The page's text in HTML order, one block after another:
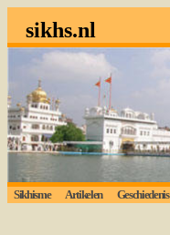
sikhs.nl
Sikhisme Artikelen Geschiedenis